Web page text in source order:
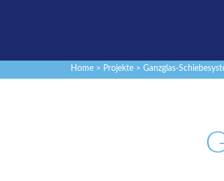
Home > Projekte > Ganzglas-